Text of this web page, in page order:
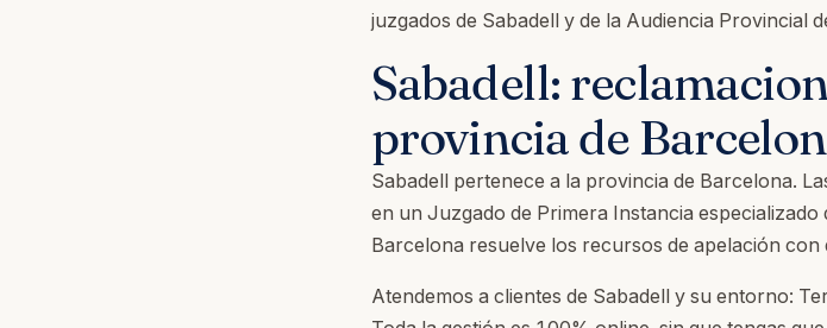
juzgados de Sabadell y de la Audiencia Provincial
Sabadell:
provincia de
Sabadell pertenece a la provincia de Barcelona.
en un Juzgado de Primera Instancia
Barcelona resuelve los recursos de apelación
Atendemos a clientes de Sabadell y su entorno: